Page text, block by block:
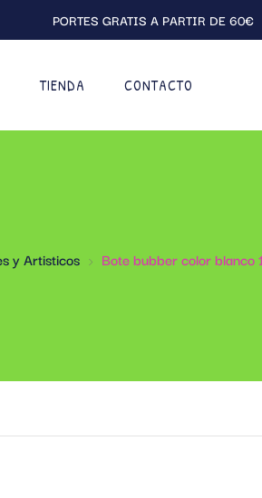
PORTES GRATIS A PARTIR DE 60€
TIENDA CONTACTO
y Artisticos Bote bubber color blanco